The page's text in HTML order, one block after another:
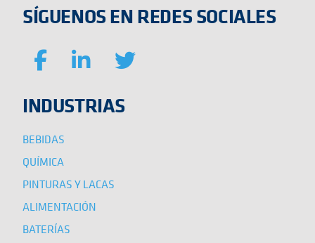
SÍGUENOS EN REDES SOCIALES
INDUSTRIAS
BEBIDAS
QUÍMICA
PINTURAS Y LACAS
ALIMENTACIÓN
BATERÍAS